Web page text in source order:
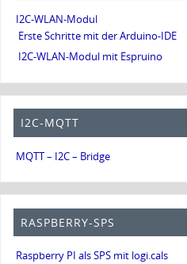
I2C-WLAN-Modul
Erste Schritte mit der Arduino-IDE
I2C-WLAN-Modul mit Espruino
I2C-MQTT
MQTT – I2C – Bridge
RASPBERRY-SPS
Raspberry PI als SPS mit logi.cals